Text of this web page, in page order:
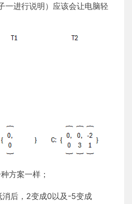
一进行说明）应该会让电脑轻
方案一样；
消后，2变成0以及-5变成